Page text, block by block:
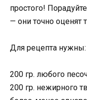
простого!
— они точно оценят
Для рецепта нужны:
200 гр. любого
200 гр. нежирного